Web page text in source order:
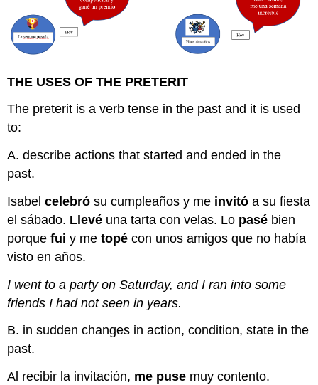
THE USES OF THE PRETERIT
The preterit is a verb tense in the past and it is used
to:
A. describe actions that started and ended in the
past.
Isabelcelebró su cumpleaños y me invitó a su fiesta
el sábado. Llevé una tarta con velas. Lo pasé bien
porquefui y metopé con unos amigos que no había
visto en años.
I went to a party on Saturday, and I ran into some
friends I had not seen in years.
B. in sudden changes in action, condition, state in the
past.
Al recibir la invitación, me puse muy contento.